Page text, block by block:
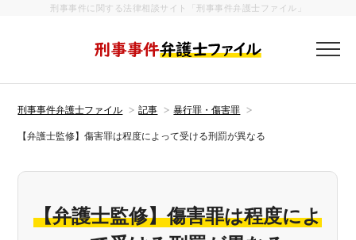
刑事事件に関する法律相談サイト「刑事事件弁護士ファイル」
刑事事件弁
刑事事件弁護士ファイル 記事 暴行罪・傷害罪
【弁護士監修】傷害罪は程度によって受ける刑罰が異なる
【弁護士監修】傷害罪は程度によ